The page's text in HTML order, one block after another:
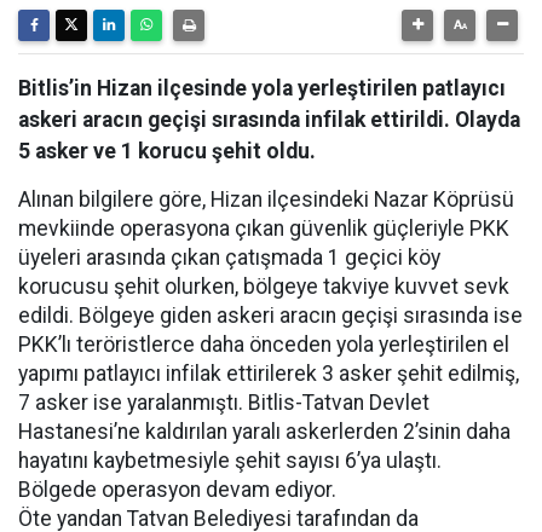
Bitlis’in Hizan ilçesinde yola yerleştirilen patlayıcı
askeri aracın geçişi sırasında infilak ettirildi. Olayda
5 asker ve 1 korucu şehit oldu.
Alınan bilgilere göre, Hizan ilçesindeki Nazar Köprüsü
mevkiinde operasyona çıkan güvenlik güçleriyle PKK
üyeleri arasında çıkan çatışmada 1 geçici köy
korucusu şehit olurken, bölgeye takviye kuvvet sevk
edildi. Bölgeye giden askeri aracın geçişi sırasında ise
PKK’lı teröristlerce daha önceden yola yerleştirilen el
yapımı patlayıcı infilak ettirilerek 3 asker şehit edilmiş,
7 asker ise yaralanmıştı. Bitlis-Tatvan Devlet
Hastanesi’ne kaldırılan yaralı askerlerden 2’sinin daha
hayatını kaybetmesiyle şehit sayısı 6’ya ulaştı.
Bölgede operasyon devam ediyor.
Öte yandan Tatvan Belediyesi tarafından da